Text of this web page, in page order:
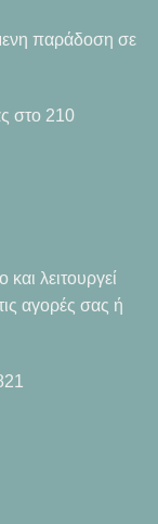
παράδοση σε
στο 210
λειτουργεί
αγορές σας ή